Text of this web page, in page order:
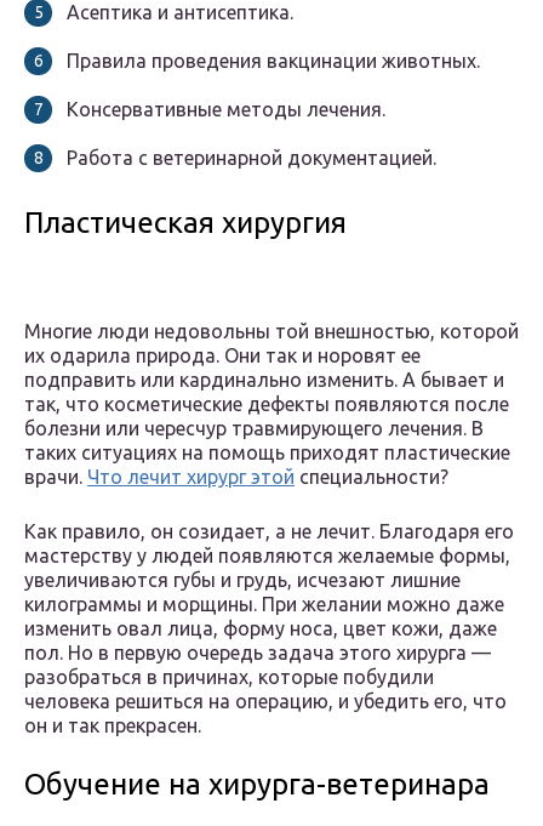
Асептика и антисептика.
Правила проведения вакцинации животных.
Консервативные методы лечения.
Работа с ветеринарной документацией.
Пластическая хирургия
Многие люди недовольны той внешностью, которой
их одарила природа. Они так и норовят ее
подправить или кардинально изменить. А бывает и
так, что косметические дефекты появляются после
болезни или чересчур травмирующего лечения. В
таких ситуациях на помощь приходят пластические
врачи. Что лечит хирург этой специальности?
Как правило, он созидает, а не лечит. Благодаря его
мастерству у людей появляются желаемые формы,
увеличиваются губы и грудь, исчезают лишние
килограммы и морщины. При желании можно даже
изменить овал лица, форму носа, цвет кожи, даже
пол. Но в первую очередь задача этого хирурга —
разобраться в причинах, которые побудили
человека решиться на операцию, и убедить его, что
он и так прекрасен.
Обучение на хирурга-ветеринара